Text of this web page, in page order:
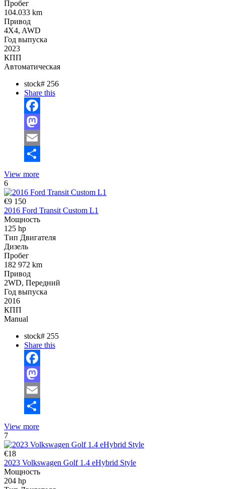
Пробег
104.033 km
Привод
4X4, AWD
Год выпуска
2023
КПП
Автоматическая
stock# 256
Share this
Facebook
Mastodon
Email
View more
6
€9 150
2016 Ford Transit Custom L1
Мощность
125 hp
Тип Двигателя
Дизель
Пробег
182 972 km
Привод
2WD, Передний
Год выпуска
2016
КПП
Manual
stock# 255
Share this
Facebook
Mastodon
Email
View more
7
€18
2023 Volkswagen Golf 1.4 eHybrid Style
Мощность
204 hp